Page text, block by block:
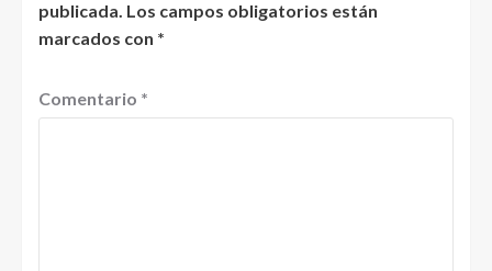
publicada. Los campos obligatorios están
marcados con *
Comentario *